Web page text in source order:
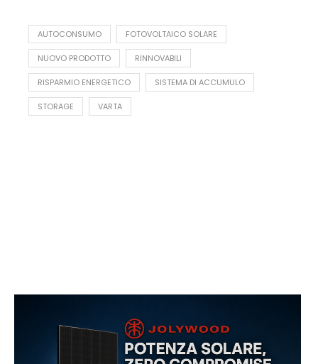
AUTOCONSUMO FOTOVOLTAICO SOLARE
NUOVO PRODOTTO RINNOVABILI
RISPARMIO ENERGETICO SISTEMA DI ACCUMULO
STORAGE VARTA